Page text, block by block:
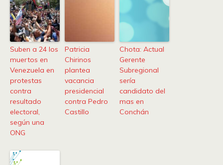
Suben a 24 los
muertos en
Venezuela en
protestas
contra
resultado
electoral,
según una
ONG
Patricia
Chirinos
plantea
vacancia
presidencial
contra Pedro
Castillo
Chota: Actual
Gerente
Subregional
sería
candidato del
mas en
Conchán